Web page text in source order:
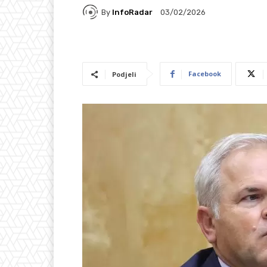
By InfoRadar 03/02/2026
Podjeli Facebook